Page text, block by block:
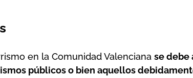
en la Comunidad Valencianase debe
públicos o bien aquellos